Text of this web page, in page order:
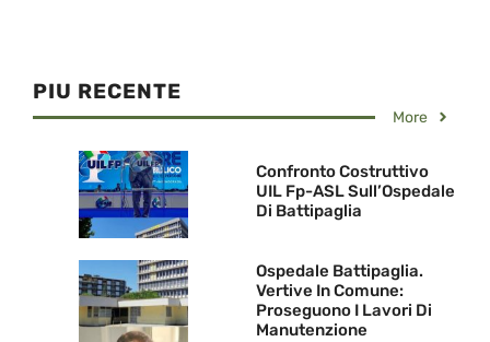
PIU RECENTE
More
Confronto Costruttivo
UIL Fp-ASL Sull’Ospedale
Di Battipaglia
Ospedale Battipaglia.
Vertive In Comune:
Proseguono I Lavori Di
Manutenzione